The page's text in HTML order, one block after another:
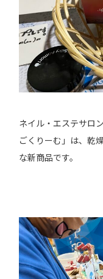
ネイル・エステサロ
ごくりーむ」は、乾
な新商品です。